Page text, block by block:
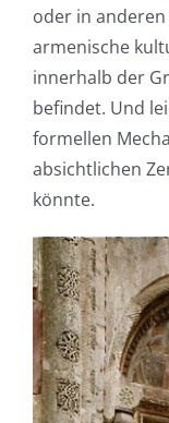
oder in
armenische
innerhalb der
befindet. Und
formellen
absichtlichen
könnte.